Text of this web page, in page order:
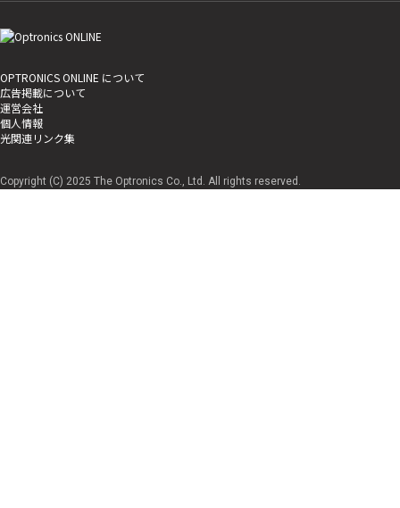
OPTRONICS ONLINE について
広告掲載について
運営会社
個人情報
光関連リンク集
Copyright (C) 2025 The Optronics Co., Ltd. All rights reserved.